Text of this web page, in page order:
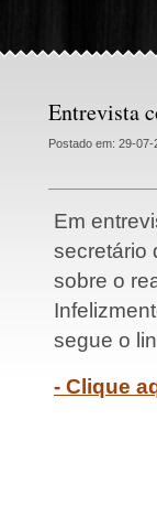
Entrevista
Postado em: 29-07-
Em
secretário
sobre o
segue o
- Clique